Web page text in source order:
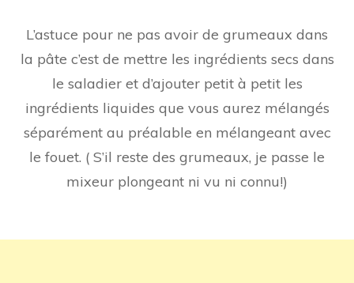
L’astuce pour ne pas avoir de grumeaux dans
la pâte c’est de mettre les ingrédients secs dans
le saladier et d’ajouter petit à petit les
ingrédients liquides que vous aurez mélangés
séparément au préalable en mélangeant avec
le fouet. ( S’il reste des grumeaux, je passe le
mixeur plongeant ni vu ni connu!)